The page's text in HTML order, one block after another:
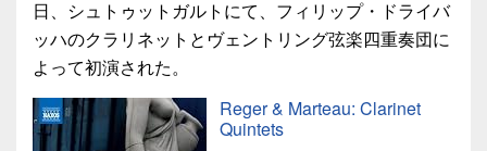
日、シュトゥットガルトにて、フィリップ・ドライバ
ッハのクラリネットとヴェントリング弦楽四重奏団に
よって初演された。
Reger & Marteau: Clarinet
Quintets